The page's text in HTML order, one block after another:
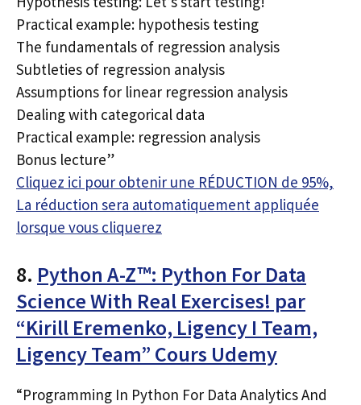
Practical example: hypothesis testing
The fundamentals of regression analysis
Subtleties of regression analysis
Assumptions for linear regression analysis
Dealing with categorical data
Practical example: regression analysis
Bonus lecture”
Cliquez ici pour obtenir une RÉDUCTION de 95%,
La réduction sera automatiquement appliquée
lorsque vous cliquerez
8. Python A-Z™: Python For Data
Science With Real Exercises! par
“Kirill Eremenko, Ligency I Team,
Ligency Team” Cours Udemy
“Programming In Python For Data Analytics And